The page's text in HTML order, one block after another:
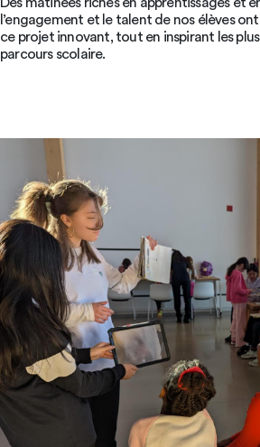
l’engagement et le talent de nos élèves
ce projet innovant, tout en inspirant les
parcours scolaire.